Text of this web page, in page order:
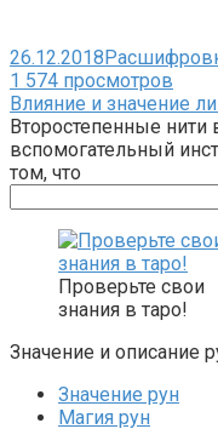
26.12.2018
1 574 просмотров
Влияние и значение
Второстепенные нити
вспомогательный
том, что
Проверьте свои
знания в таро!
Значение и описание
Значение рун
Магия рун